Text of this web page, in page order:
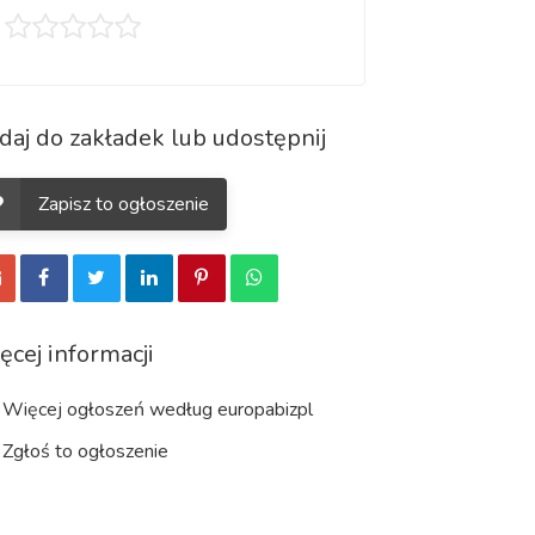
do zakładek lub udostępnij
Zapisz to ogłoszenie
informacji
Więcej ogłoszeń według europabizpl
Zgłoś to ogłoszenie